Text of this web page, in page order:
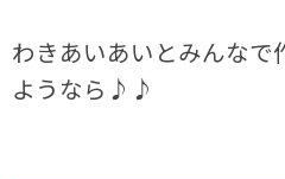
わきあいあいとみんなで
ようなら♪♪